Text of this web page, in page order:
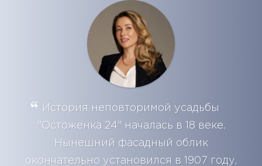
История неповторимой усадьбы
"Остоженка 24" началась в 18 веке.
Нынешний фасадный облик
окончательно установился в 1907 году,